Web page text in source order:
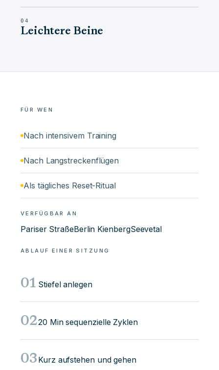
04
Leichtere Beine
FÜR WEN
Nach intensivem Training
Nach Langstreckenflügen
Als tägliches Reset-Ritual
VERFÜGBAR AN
Pariser StraßeBerlin KienbergSeevetal
ABLAUF EINER SITZUNG
01 Stiefel anlegen
0220 Min sequenzielle Zyklen
03 Kurz aufstehen und gehen